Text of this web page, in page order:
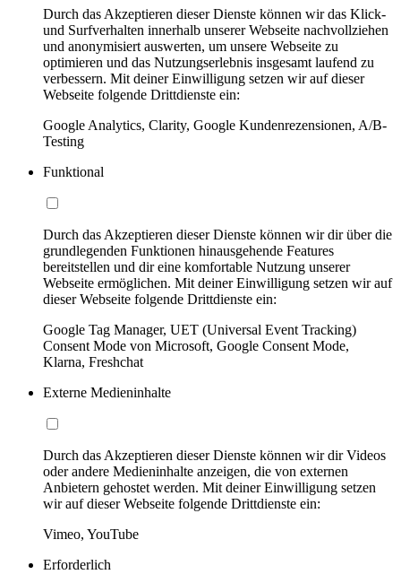
Durch das Akzeptieren dieser Dienste können wir das Klick-
und Surfverhalten innerhalb unserer Webseite nachvollziehen
und anonymisiert auswerten, um unsere Webseite zu
optimieren und das Nutzungserlebnis insgesamt laufend zu
verbessern. Mit deiner Einwilligung setzen wir auf dieser
Webseite folgende Drittdienste ein:
Google Analytics, Clarity, Google Kundenrezensionen, A/B-
Testing
Funktional
Durch das Akzeptieren dieser Dienste können wir dir über die
grundlegenden Funktionen hinausgehende Features
bereitstellen und dir eine komfortable Nutzung unserer
Webseite ermöglichen. Mit deiner Einwilligung setzen wir auf
dieser Webseite folgende Drittdienste ein:
Google Tag Manager, UET (Universal Event Tracking)
Consent Mode von Microsoft, Google Consent Mode,
Klarna, Freshchat
Externe Medieninhalte
Durch das Akzeptieren dieser Dienste können wir dir Videos
oder andere Medieninhalte anzeigen, die von externen
Anbietern gehostet werden. Mit deiner Einwilligung setzen
wir auf dieser Webseite folgende Drittdienste ein:
Vimeo, YouTube
Erforderlich